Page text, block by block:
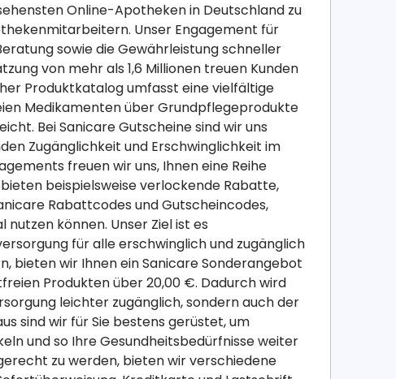
Online-Apotheken in Deutschland zu
Unser Engagement für
sowie die Gewährleistung schneller
von mehr als 1,6 Millionen treuen Kunden
Produktkatalog umfasst eine vielfältige
Medikamenten über Grundpflegeprodukte
Bei Sanicare Gutscheine sind wir uns
Zugänglichkeit und Erschwinglichkeit im
freuen wir uns, Ihnen eine Reihe
beispielsweise verlockende Rabatte,
Rabattcodes und Gutscheincodes,
können. Unser Ziel ist es
für alle erschwinglich und zugänglich
bieten wir Ihnen ein Sanicare Sonderangebot
Produkten über 20,00 €. Dadurch wird
leichter zugänglich, sondern auch der
sind wir für Sie bestens gerüstet, um
und so Ihre Gesundheitsbedürfnisse weiter
zu werden, bieten wir verschiedene